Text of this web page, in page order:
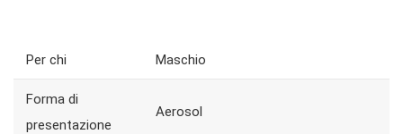
Per chi Maschio
Forma di
presentazione
Aerosol